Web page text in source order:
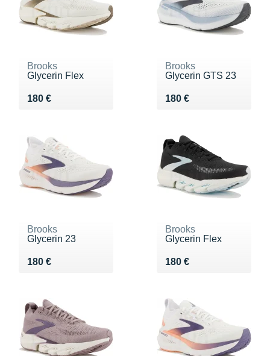
Brooks
Glycerin Flex
180 €
Vendu 180 €
Brooks
Glycerin GTS 23
180 €
Vendu 180 €
Brooks
Glycerin 23
180 €
Vendu 180 €
Brooks
Glycerin Flex
180 €
Vendu 180 €